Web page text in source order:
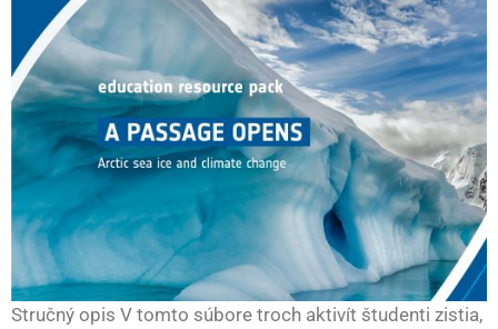
Stručný opis V tomto súbore troch aktivít študenti zistia,